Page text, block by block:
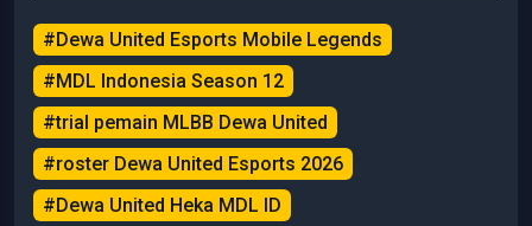
#Dewa United Esports Mobile Legends
#MDL Indonesia Season 12
#trial pemain MLBB Dewa United
#roster Dewa United Esports 2026
#Dewa United Heka MDL ID